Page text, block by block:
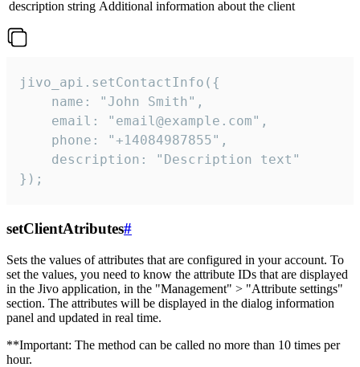
description string Additional information about the client
jivo_api.setContactInfo({
    name: "John Smith",
    email: "email@example.com",
    phone: "+14084987855",
    description: "Description text"
});
setClientAtributes#
Sets the values ​​of attributes that are configured in your account. To
set the values, you need to know the attribute IDs that are displayed
in the Jivo application, in the "Management" > "Attribute settings"
section. The attributes will be displayed in the dialog information
panel and updated in real time.
**Important: The method can be called no more than 10 times per
hour.